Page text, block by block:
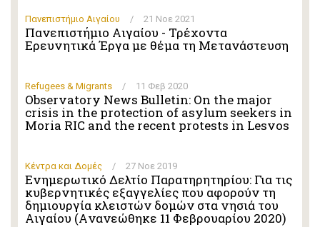
Πανεπιστήμιο Αιγαίου / 21 Νοε 2021
Πανεπιστήμιο Αιγαίου - Τρέχοντα
Ερευνητικά Έργα με θέμα τη Μετανάστευση
Refugees & Migrants / 11 Φεβ 2020
Observatory News Bulletin: On the major
crisis in the protection of asylum seekers in
Moria RIC and the recent protests in Lesvos
Κέντρα και Δομές / 27 Νοε 2019
Ενημερωτικό Δελτίο Παρατηρητηρίου: Για τις
κυβερνητικές εξαγγελίες που αφορούν τη
δημιουργία κλειστών δομών στα νησιά του
Αιγαίου (Aνανεώθηκε 11 Φεβρουαρίου 2020)